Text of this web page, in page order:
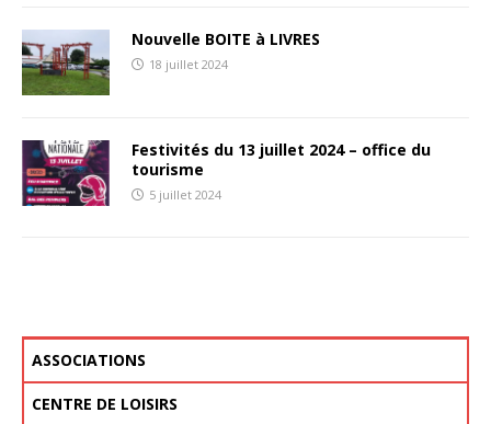
Nouvelle BOITE à LIVRES
18 juillet 2024
Festivités du 13 juillet 2024 – office du
tourisme
5 juillet 2024
ASSOCIATIONS
ANIMATION COMMUNALE
CULTURE & LOISIRS
EDUCATION & JEUNESSE
FORME & BIEN-ÊTRE
SOLIDARITÉ
SPORT
ASSOCIATIONS – VOS DÉMARCHES
RENTRÉE DES ASSOCIATIONS
CENTRE DE LOISIRS